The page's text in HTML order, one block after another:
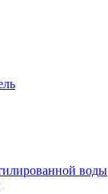
воды